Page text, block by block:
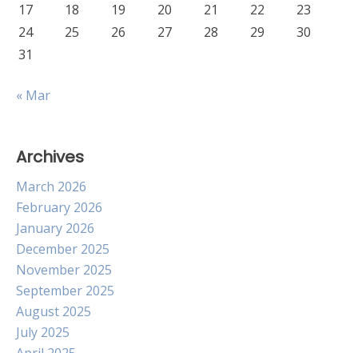
17
18 19 20 21 22
23
24
25 26 27 28 29
30
31
« Mar
Archives
March 2026
February 2026
January 2026
December 2025
November 2025
September 2025
August 2025
July 2025